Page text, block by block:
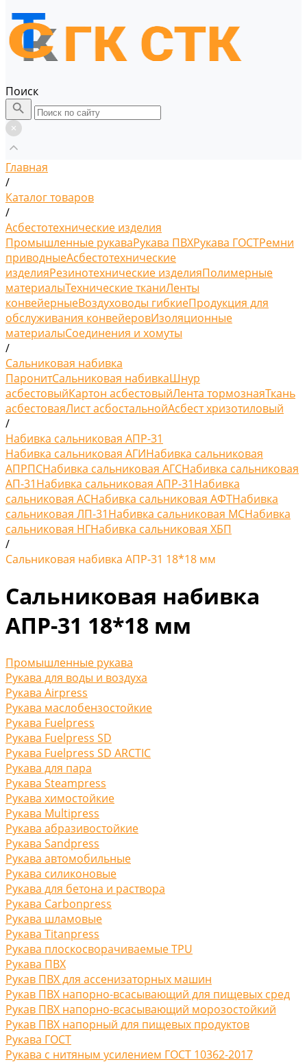
Поиск
Главная
/
Каталог товаров
/
Асбестотехнические изделия
Промышленные рукаваРукава ПВХРукава ГОСТРемни
приводныеАсбестотехнические
изделияРезинотехнические изделияПолимерные
материалыТехнические тканиЛенты
конвейерныеВоздуховоды гибкиеПродукция для
обслуживания конвейеровИзоляционные
материалыСоединения и хомуты
/
Сальниковая набивка
ПаронитСальниковая набивкаШнур
асбестовыйКартон асбестовыйЛента тормознаяТкань
асбестоваяЛист асбостальнойАсбест хризотиловый
/
Набивка сальниковая АПР-31
Набивка сальниковая АГИНабивка сальниковая
АПРПСНабивка сальниковая АГСНабивка сальниковая
АП-31Набивка сальниковая АПР-31Набивка
сальниковая АСНабивка сальниковая АФТНабивка
сальниковая ЛП-31Набивка сальниковая МСНабивка
сальниковая НГНабивка сальниковая ХБП
/
Сальниковая набивка АПР-31 18*18 мм
Сальниковая набивка
АПР-31 18*18 мм
Промышленные рукава
Рукава для воды и воздуха
Рукава Airpress
Рукава маслобензостойкие
Рукава Fuelpress
Рукава Fuelpress SD
Рукава Fuelpress SD ARCTIC
Рукава для пара
Рукава Steampress
Рукава химостойкие
Рукава Multipress
Рукава абразивостойкие
Рукава Sandpress
Рукава автомобильные
Рукава силиконовые
Рукава для бетона и раствора
Рукава Carbonpress
Рукава шламовые
Рукава Titanpress
Рукава плоскосворачиваемые TPU
Рукава ПВХ
Рукав ПВХ для ассенизаторных машин
Рукав ПВХ напорно-всасывающий для пищевых сред
Рукав ПВХ напорно-всасывающий морозостойкий
Рукав ПВХ напорный для пищевых продуктов
Рукава ГОСТ
Рукава с нитяным усилением ГОСТ 10362-2017